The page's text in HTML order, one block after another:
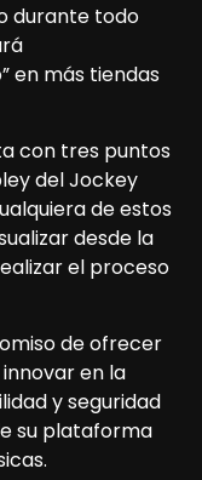
durante todo
en más tiendas
con tres puntos
del Jockey
de estos
desde la
el proceso
de ofrecer
en la
y seguridad
su plataforma